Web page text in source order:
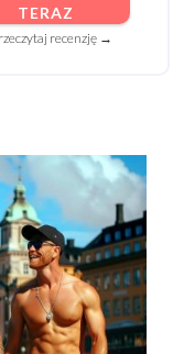
TERAZ
recenzję →